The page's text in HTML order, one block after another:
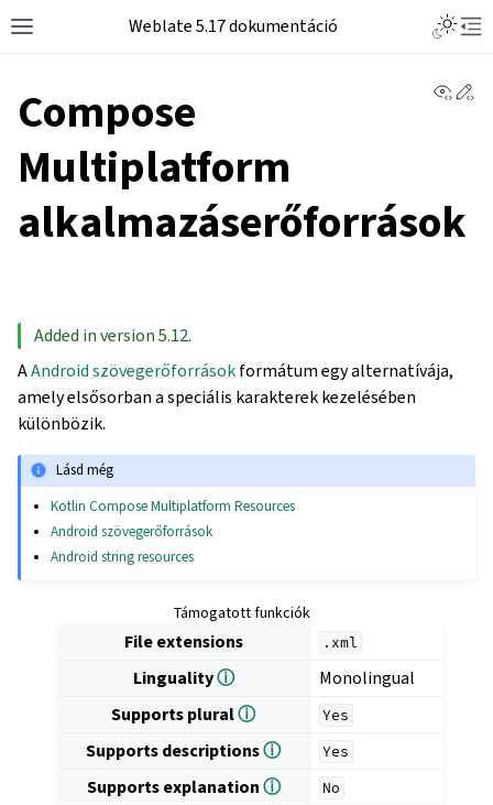
Weblate 5.17 dokumentáció
Compose
Multiplatform
alkalmazáserőforrások
Added in version 5.12.
AAndroid szövegerőforrásokformátum egy alternatívája,
amely elsősorban a speciális karakterek kezelésében
különbözik.
Lásd még
Kotlin Compose Multiplatform Resources
Android szövegerőforrások
Android string resources
Támogatott funkciók
File extensions .xml
Lingualityⓘ
Monolingual
Supports pluralⓘ Yes
Supports descriptionsⓘ Yes
Supports explanationⓘ No